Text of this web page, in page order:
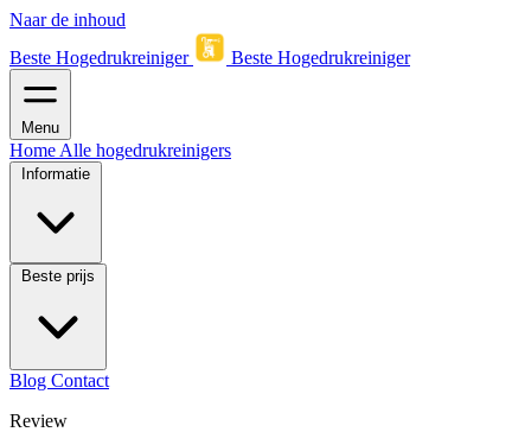
Naar de inhoud
Beste Hogedrukreiniger
Beste Hogedrukreiniger
Menu
Home Alle hogedrukreinigers
Informatie
Beste prijs
Blog Contact
Review